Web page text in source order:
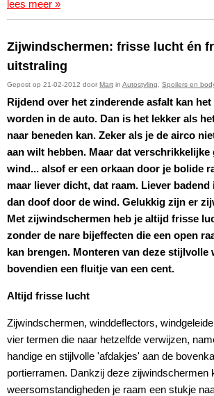
lees meer »
Zijwindschermen: frisse lucht én
uitstraling
Gepost op 21-02-2012 door Mart in Autostyling Spoilers en
Rijdend over het zinderende asfalt kan
worden in de auto. Dan is het lekker als
naar beneden kan. Zeker als je de airco
aan wilt hebben. Maar dat verschrikkelijke
wind... alsof er een orkaan door je bolide
maar liever dicht, dat raam. Liever badend
dan doof door de wind. Gelukkig zijn er
Met zijwindschermen heb je altijd frisse
zonder de nare bijeffecten die een open
kan brengen. Monteren van deze
bovendien een fluitje van een cent.
Altijd frisse lucht
Zijwindschermen, winddeflectors,
vier termen die naar hetzelfde verwijzen,
handige en stijlvolle 'afdakjes' aan de
portierramen. Dankzij deze zijwindschermen
weersomstandigheden je raam een stukje